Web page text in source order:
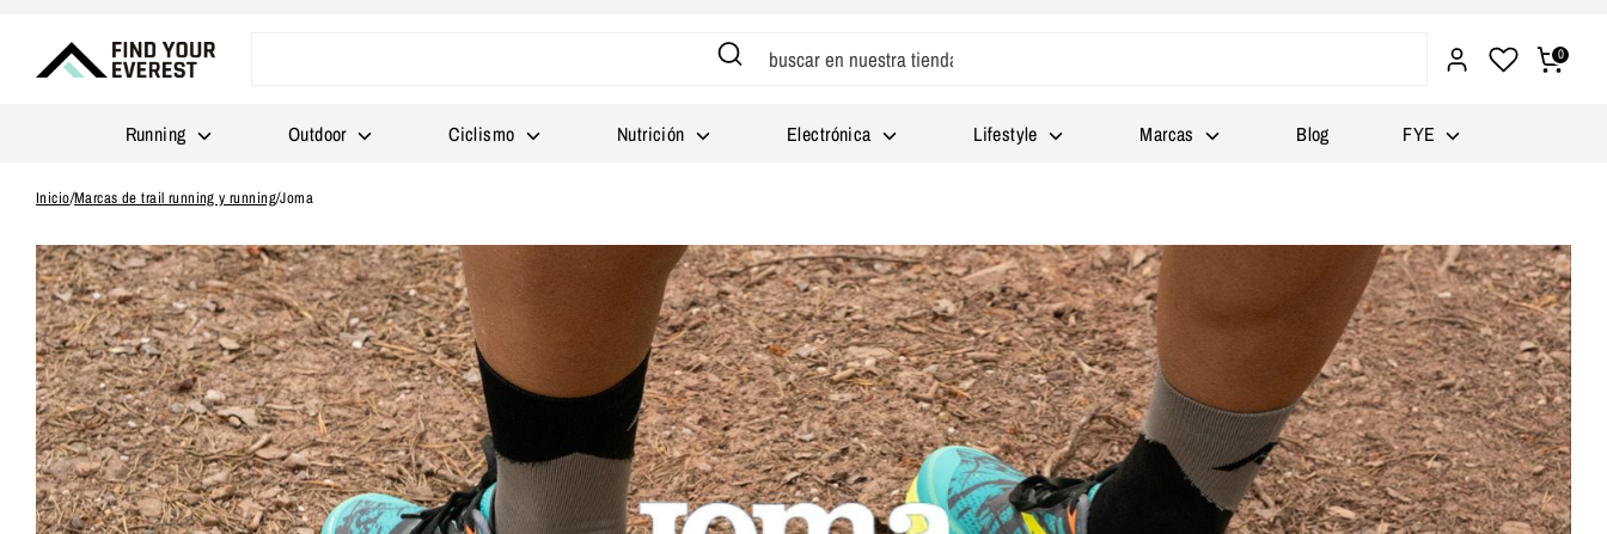
directamente
Buscar
buscar
tienda
0
Running Outdoor Ciclismo Nutrición Electrónica Lifestyle Marcas Blog FYE
Inicio/Marcas de trail running y running/Joma